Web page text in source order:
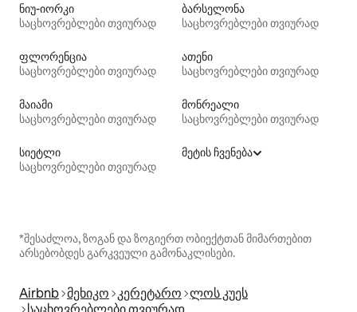
ნიუ-იორკი
საცხოვრებლები თვიურად
ბარსელონა
საცხოვრებლები თვიურად
ფლორენცია
საცხოვრებლები თვიურად
ათენი
საცხოვრებლები თვიურად
მაიამი
საცხოვრებლები თვიურად
მონრეალი
საცხოვრებლები თვიურად
სიეტლი
საცხოვრებლები თვიურად
მეტის ჩვენება
*შესაძლოა, ზოგან და ზოგიერთ ობიექტთან მიმართებით
არსებობდეს გარკვეული გამონაკლისები.
Airbnb მეხიკო კერეტარო ლოს კუეს